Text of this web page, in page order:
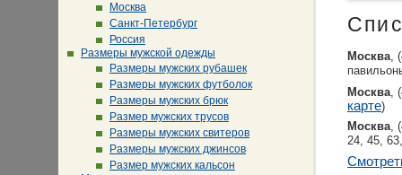
Москва
Санкт-Петербург
Россия
Размеры мужской одежды
Размеры мужских рубашек
Размеры мужских футболок
Размеры мужских брюк
Размер мужских трусов
Размеры мужских свитеров
Размеры мужских джинсов
Размер мужских кальсон
Москва,
Москва,
карте)
Москва,
24, 45,